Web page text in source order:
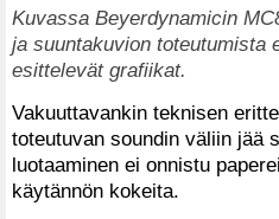
Kuvassa Beyerdynamicin
ja suuntakuvion toteutumista
esittelevät grafiikat.
Vakuuttavankin teknisen
toteutuvan soundin väliin jää
luotaaminen ei onnistu
käytännön kokeita.